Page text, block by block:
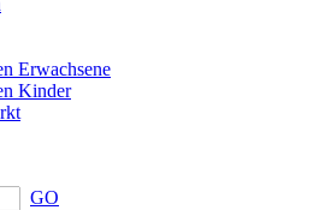
Erwachsene
Kinder
GO